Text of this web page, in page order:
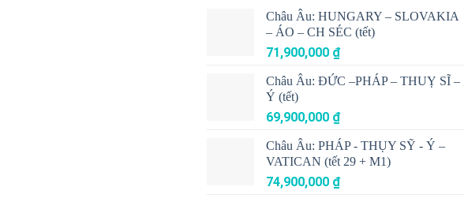
Châu Âu: HUNGARY – SLOVAKIA
– ÁO – CH SÉC (tết)
71,900,000 ₫
Châu Âu: ĐỨC –PHÁP – THUỴ SĨ –
Ý (tết)
69,900,000 ₫
Châu Âu: PHÁP - THỤY SỸ - Ý –
VATICAN (tết 29 + M1)
74,900,000 ₫